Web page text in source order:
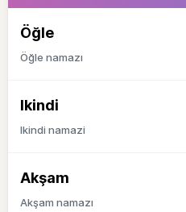
Öğle
Öğle namazı
Ikindi
Ikindi namazi
Akşam
Akşam namazı